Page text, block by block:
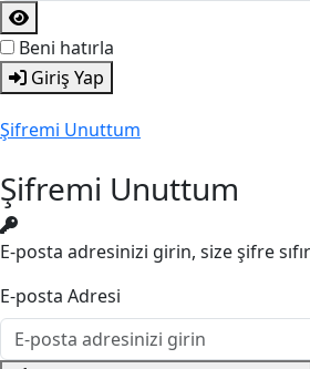
Beni hatırla
Giriş Yap
Şifremi Unuttum
Şifremi Unuttum
E-posta adresinizi girin, size şifre
E-posta Adresi